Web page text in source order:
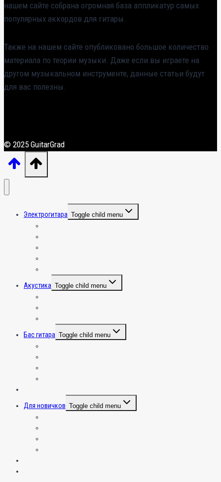
нашем сайте собрана огромная база аппликатур самых
популярных аккордов для гитары.
Также на нашем сайте опубликовано большое количество
материала по теории музыки. Даже если вы играете на
другом музыкальном инструменте, данные статьи будут
для вас полезны.
© 2025 GuitarGrad
Электрогитара Toggle child menu
Акустика Toggle child menu
Бас гитара Toggle child menu
Для новичков Toggle child menu